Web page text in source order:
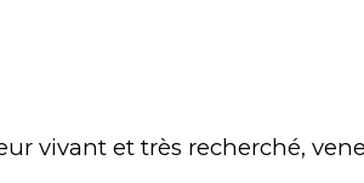
vivant et très recherché,